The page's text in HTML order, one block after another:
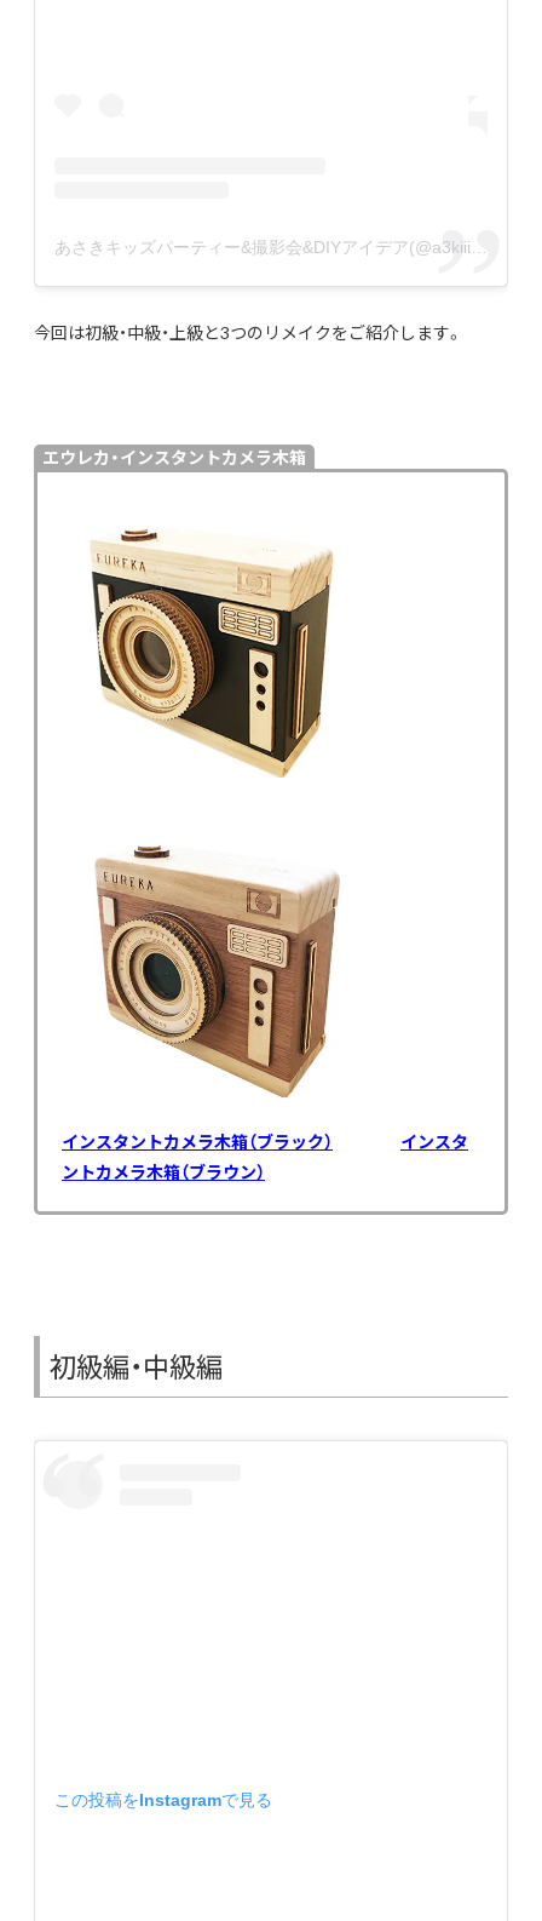
今回は初級・中級・上級と3つのリメイクをご紹介します。
エウレカ・インスタントカメラ木箱
インスタントカメラ木箱（ブラック）
インスタ
ントカメラ木箱（ブラウン）
初級編・中級編
この投稿をInstagramで見る